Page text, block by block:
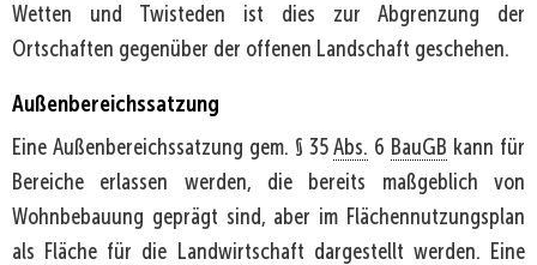
Wetten und Twisteden ist dies zur Abgrenzung der
Ortschaften gegenüber der offenen Landschaft geschehen.
Außenbereichssatzung
Eine Außenbereichssatzung gem. § 35Abs. 6 BauGB kann für
Bereiche erlassen werden, die bereits maßgeblich von
Wohnbebauung geprägt sind, aber im Flächennutzungsplan
als Fläche für die Landwirtschaft dargestellt werden. Eine